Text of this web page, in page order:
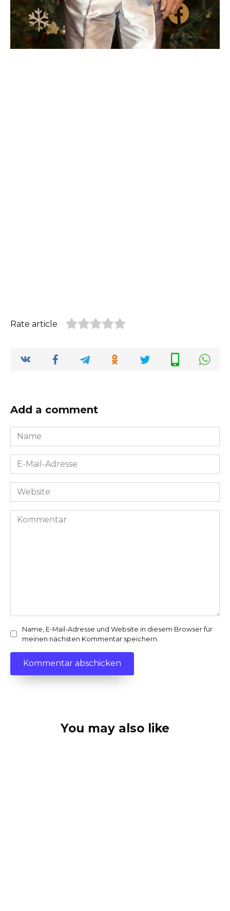
Rate article
Add a comment
Name
*
E-
Mail-
Adresse
Website
Kommentar
Name, E-Mail-Adresse und Website in diesem Browser für
meinen nächsten Kommentar speichern.
You may also like